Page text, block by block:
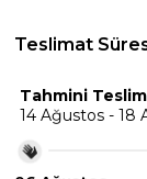
Türkiye'den veya
Resim dışında
eklemesi
Teslimat
Tahmini
14 Ağustos - 18